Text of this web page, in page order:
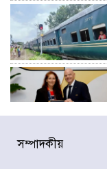
সম্পাদকীয়